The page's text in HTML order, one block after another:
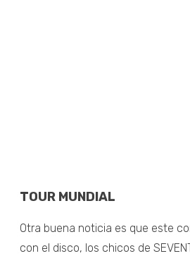
TOUR MUNDIAL
Otra buena noticia es que este
con el disco, los chicos de